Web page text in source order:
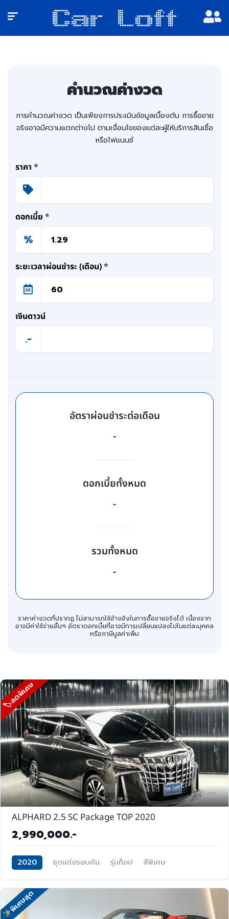
คำนวณค่างวด
การคำนวณค่างวด เป็นเพียงการประเมินข้อมูลเบื้องต้น การซื้อขาย
จริงอาจมีความแตกต่างไป ตามเงื่อนไขของแต่ละผู้ให้บริการสินเชื่อ
หรือไฟแนนซ์
ราคา *
ดอกเบี้ย *
%
ระยะเวลาผ่อนชำระ (เดือน)*
เงินดาวน์
.-
อัตราผ่อนชำระต่อเดือน
-
ดอกเบี้ยทั้งหมด
-
รวมทั้งหมด
-
ราคาค่างวดที่ปรากฏ ไม่สามารถใช้อ้างอิงในการซื้อขายจริงได้ เนื่องจาก
อาจมีค่าใช้จ่ายอื่นๆ อัตราดอกเบี้ยที่อาจมีการเปลี่ยนแปลงไปในแต่ละบุคคล
หรือภาษีมูลค่าเพิ่ม
🏷ลดพิเศษ
10
ALPHARD 2.5 SC Package TOP 2020
2,990,000.-
2020 ชุดแต่งรอบคัน รุ่นท็อป สีพิเศษ
พิเศษสุด